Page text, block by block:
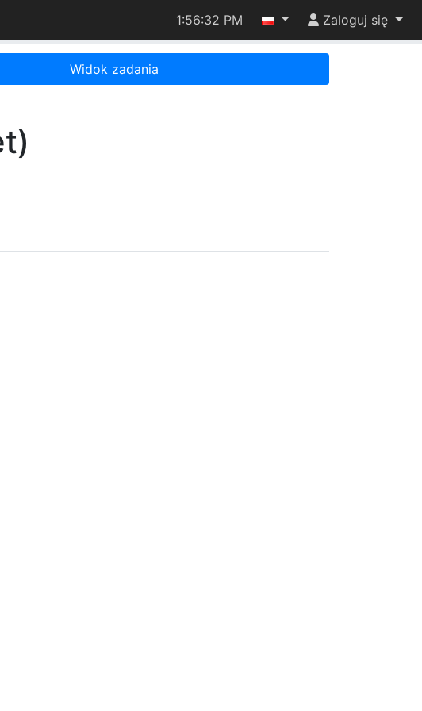
1:56:32 PM Zaloguj się
Widok zadania